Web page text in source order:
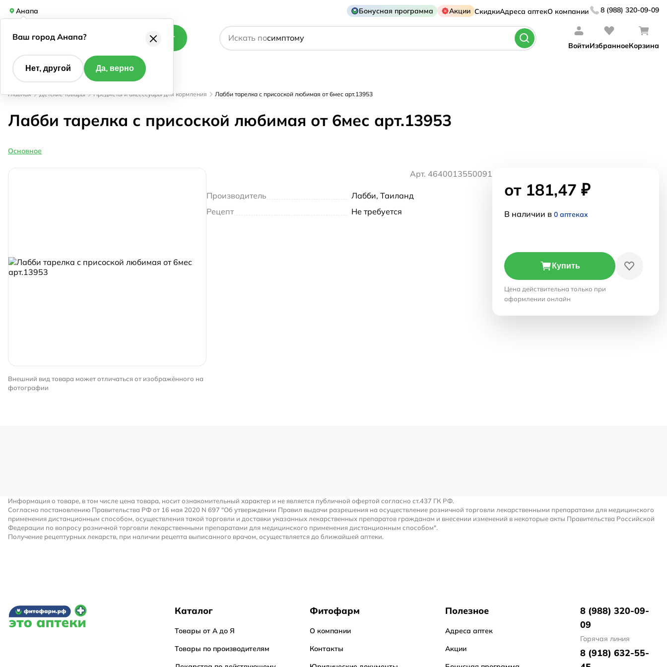
Анапа Бонусная программа Акции СкидкиАдреса аптекО компании 8 (988) 320-09-09
Каталог Искать посимптому
ВойтиИзбранноеКорзина
Главная Детские товары Предметы и аксессуары для кормления Лабби тарелка с присоской любимая от 6мес арт.13953
Лабби тарелка с присоской любимая от 6мес арт.13953
Основное
Внешний вид товара может отличаться от изображённого на
фотографии
Арт. 4640013550091
Производитель
Лабби, Таиланд
Рецепт
Не требуется
от 181,47 ₽
В наличии в 0 аптеках
Купить
Цена действительна только при
оформлении онлайн
Информация о товаре, в том числе цена товара, носит ознакомительный характер и не является публичной офертой согласно ст.437 ГК РФ.
Согласно постановлению Правительства РФ от 16 мая 2020 N 697 "Об утверждении Правил выдачи разрешения на осуществление розничной торговли лекарственными препаратами для медицинского
применения дистанционным способом, осуществления такой торговли и доставки указанных лекарственных препаратов гражданам и внесении изменений в некоторые акты Правительства Российской
Федерации по вопросу розничной торговли лекарственными препаратами для медицинского применения дистанционным способом".
Получение рецептурных лекарств, при наличии рецепта выписанного врачом, осуществляется до ближайшей аптеки.
Каталог
Товары от А до Я
Товары по производителям
Фитофарм
О компании
Контакты
Полезное
Адреса аптек
Акции
8 (988) 320-09-
09
Горячая линия
8 (918) 632-55-
Ваш город Анапа?
Нет, другой Да, верно